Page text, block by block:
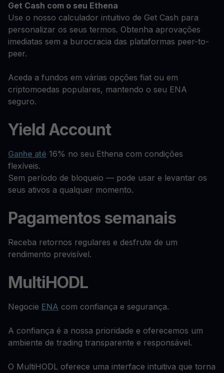
Get Cash com o seu Ethena
Use o nosso calculador intuitivo de Get Cash para
personalizar os seus termos. Obtenha aprovações
imediatas sem a burocracia das plataformas peer-to-
peer.
Aceda a fundos em várias opções fiat ou em
criptomoedas populares, mantendo o seu ENA
seguro.
Yield Account
Ganhe até 16% no seu Ethena com condições
flexíveis.
Sem período de bloqueio — pode usar e levantar os
seus ativos a qualquer momento.
Pagamentos semanais
Receba retornos regulares e desfrute de um
rendimento previsível.
MultiHODL
Negocie ENA com confiança e segurança.
A confiança é a nossa prioridade e oferecemos um
ambiente de trading transparente e responsável.
O MultiHODL oferece uma interface intuitiva que torna